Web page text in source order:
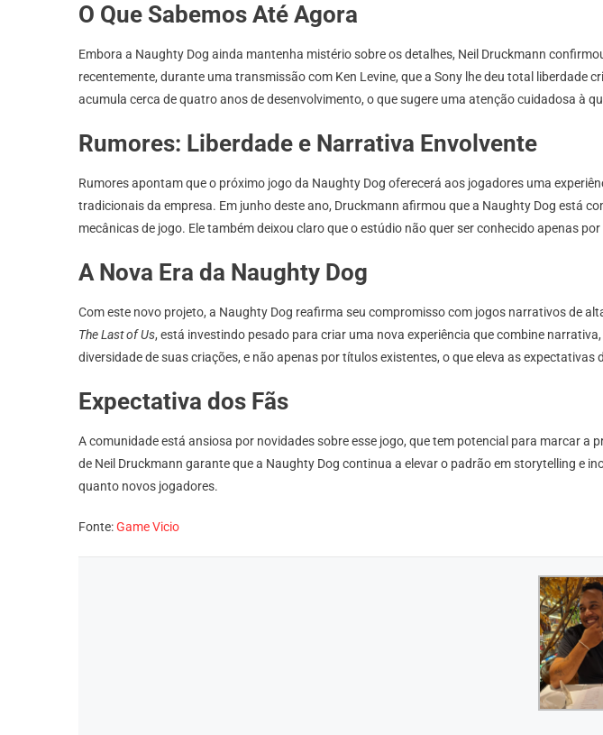
O Que Sabemos Até Agora
Embora a Naughty Dog ainda mantenha mistério sobre os detalhes, Neil Druckmann
recentemente, durante uma transmissão com Ken Levine, que a Sony lhe deu total
acumula cerca de quatro anos de desenvolvimento, o que sugere uma atenção cuidadosa à
Rumores: Liberdade e Narrativa Envolvente
Rumores apontam que o próximo jogo da Naughty Dog oferecerá aos jogadores uma
tradicionais da empresa. Em junho deste ano, Druckmann afirmou que a Naughty Dog está
mecânicas de jogo. Ele também deixou claro que o estúdio não quer ser conhecido apenas por
A Nova Era da Naughty Dog
Com este novo projeto, a Naughty Dog reafirma seu compromisso com jogos narrativos de
The Last of Us, está investindo pesado para criar uma nova experiência que combine
diversidade de suas criações, e não apenas por títulos existentes, o que eleva as expectativas
Expectativa dos Fãs
A comunidade está ansiosa por novidades sobre esse jogo, que tem potencial para marcar
de Neil Druckmann garante que a Naughty Dog continua a elevar o padrão em storytelling e
quanto novos jogadores.
Fonte:Game Vicio